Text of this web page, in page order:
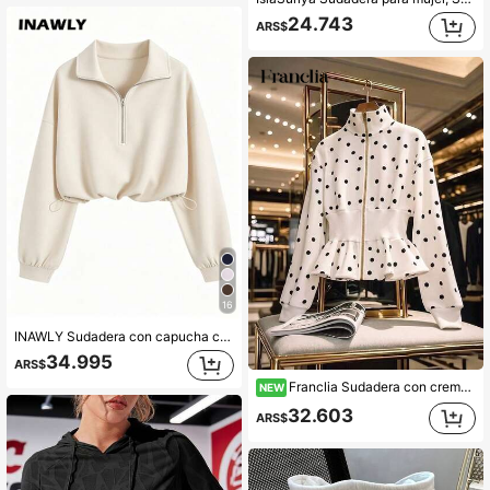
16
INAWLY Sudadera con capucha casual de manga larga y cierre de cremallera de unicolor con estilo retro americano para mujer
ARS$34.995
ARS$24.743
NEW Franclia Sudadera con cremallera y cintura ceñida de lunares franceses para primavera, verano y otoño, cuello alto, manga larga, bajo con volantes, top vintage dulce y estilizante, chaqueta para mujer madura de oficina
ARS$32.603